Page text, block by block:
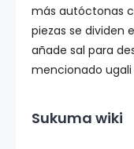
más autóctonas
piezas se dividen
añade sal para
mencionado
Sukuma wiki